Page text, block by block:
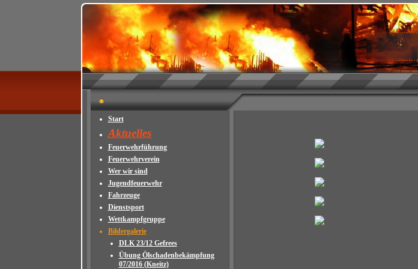
Start
Aktuelles
Feuerwehrführung
Feuerwehrverein
Wer wir sind
Jugendfeuerwehr
Fahrzeuge
Dienstsport
Wettkampfgruppe
Bildergalerie
DLK 23/12 Gefrees
Übung Ölschadenbekämpfung
07/2016 (Kneitz)